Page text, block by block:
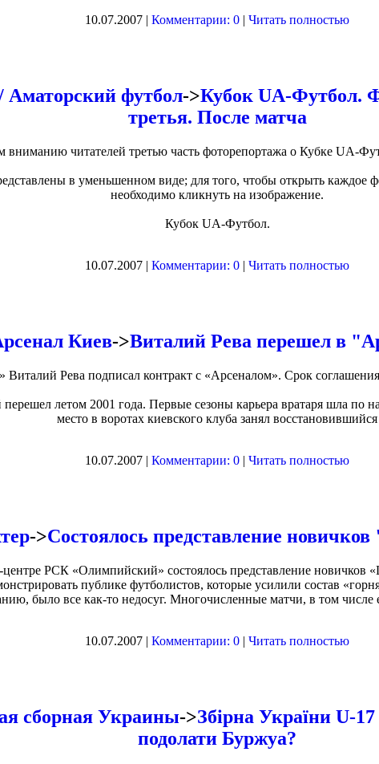
10.07.2007 | Комментарии: 0 | Читать полностью
футбол->Кубок UA-Футбол.
третья. После матча
вниманию читателей третью часть фоторепортажа о Кубке UA-
в уменьшенном виде; для того, чтобы открыть каждое
необходимо кликнуть на изображение.
Кубок UA-Футбол.
10.07.2007 | Комментарии: 0 | Читать полностью
Киев->Виталий Рева перешел в
Виталий Рева подписал контракт с «Арсеналом». Срок
летом 2001 года. Первые сезоны карьера вратаря шла по
место в воротах киевского клуба занял восстановившийся
10.07.2007 | Комментарии: 0 | Читать полностью
->Cостоялось представление
центре РСК «Олимпийский» состоялось представление новичков
публике футболистов, которые усилили состав
было все как-то недосуг. Многочисленные матчи, в том числе
10.07.2007 | Комментарии: 0 | Читать полностью
сборная Украины->Збірна України U-
подолати Буржуа?